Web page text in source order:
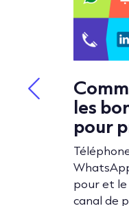
les
pour
pour et
canal de